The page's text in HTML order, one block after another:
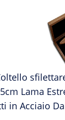
Lama
in Acciaio